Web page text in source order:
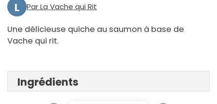
L Par La Vache qui Rit
Une délicieuse quiche au saumon à base de
Vache qui rit.
Ingrédients